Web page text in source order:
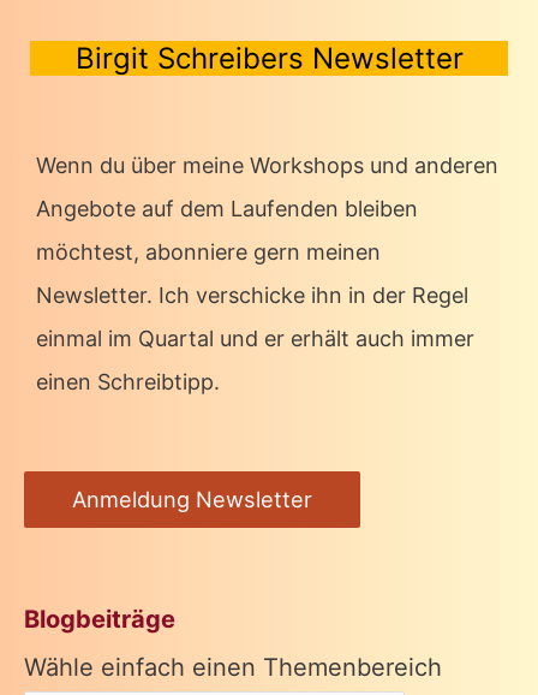
Birgit Schreibers Newsletter
Wenn du über meine Workshops und anderen
Angebote auf dem Laufenden bleiben
möchtest, abonniere gern meinen
Newsletter. Ich verschicke ihn in der Regel
einmal im Quartal und er erhält auch immer
einen Schreibtipp.
Anmeldung Newsletter
Blogbeiträge
Wähle einfach einen Themenbereich